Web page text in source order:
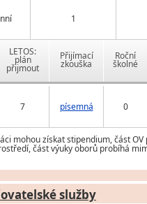
1
LETOS:
plán
přijmout
Přijímací
zkouška
Roční
školné
7 písemná 0
mohou získat stipendium, část OV
část výuky oborů probíhá
služby